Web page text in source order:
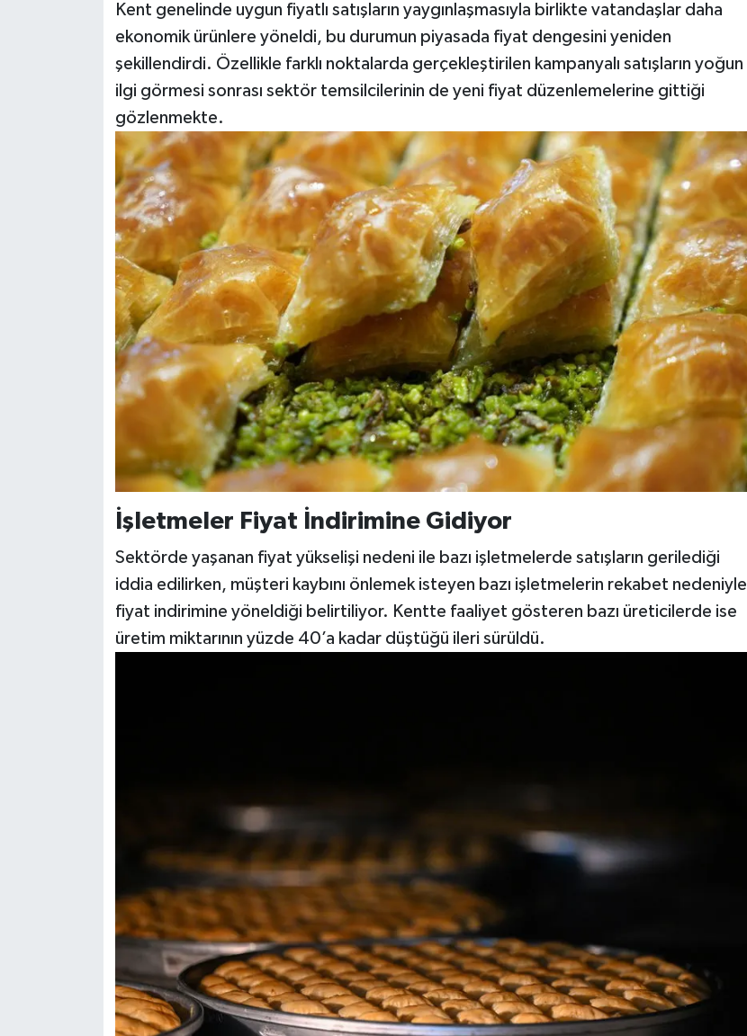
Kent genelinde uygun fiyatlı satışların yaygınlaşmasıyla birlikte vatandaşlar daha
ekonomik ürünlere yöneldi, bu durumun piyasada fiyat dengesini yeniden
şekillendirdi. Özellikle farklı noktalarda gerçekleştirilen kampanyalı satışların yoğun
ilgi görmesi sonrası sektör temsilcilerinin de yeni fiyat düzenlemelerine gittiği
gözlenmekte.
İşletmeler Fiyat İndirimine Gidiyor
Sektörde yaşanan fiyat yükselişi nedeni ile bazı işletmelerde satışların gerilediği
iddia edilirken, müşteri kaybını önlemek isteyen bazı işletmelerin rekabet nedeniyle
fiyat indirimine yöneldiği belirtiliyor. Kentte faaliyet gösteren bazı üreticilerde ise
üretim miktarının yüzde 40’a kadar düştüğü ileri sürüldü.